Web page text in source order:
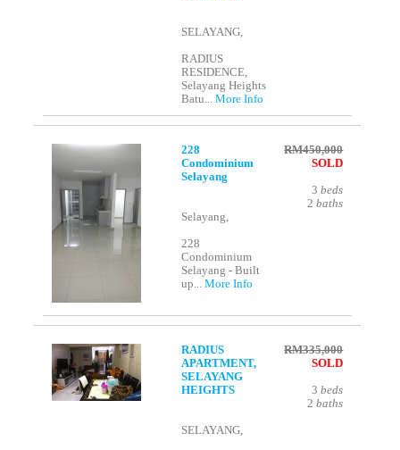
SELAYANG,
RADIUS
RESIDENCE,
Selayang Heights
Batu...More Info
228
Condominium
Selayang
Selayang,
228
Condominium
Selayang - Built
up...More Info
RM450,000
SOLD
3 beds
2 baths
RADIUS
APARTMENT,
SELAYANG
HEIGHTS
SELAYANG,
RM335,000
SOLD
3 beds
2 baths